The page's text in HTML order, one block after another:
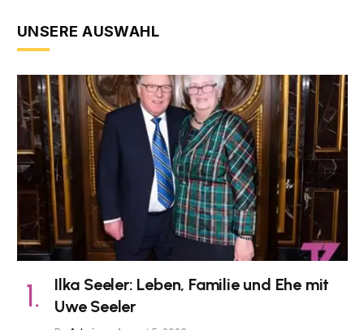
UNSERE AUSWAHL
Ilka Seeler: Leben, Familie und Ehe mit
Uwe Seeler